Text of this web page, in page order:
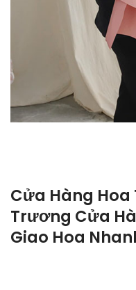
Cửa Hàng Hoa
Trương Cửa
Giao Hoa